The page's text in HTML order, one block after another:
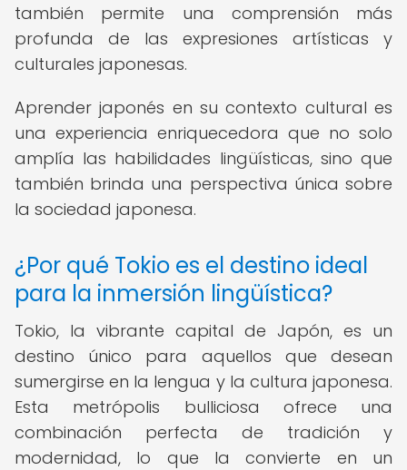
también permite una comprensión más
profunda de las expresiones artísticas y
culturales japonesas.
Aprender japonés en su contexto cultural es
una experiencia enriquecedora que no solo
amplía las habilidades lingüísticas, sino que
también brinda una perspectiva única sobre
la sociedad japonesa.
¿Por qué Tokio es el destino ideal
para la inmersión lingüística?
Tokio, la vibrante capital de Japón, es un
destino único para aquellos que desean
sumergirse en la lengua y la cultura japonesa.
Esta metrópolis bulliciosa ofrece una
combinación perfecta de tradición y
modernidad, lo que la convierte en un